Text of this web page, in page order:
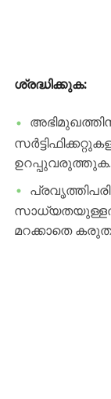
ശ്രദ്ധിക്കുക:
ഉറപ്പുവരുത്തുക.
മറക്കാതെ